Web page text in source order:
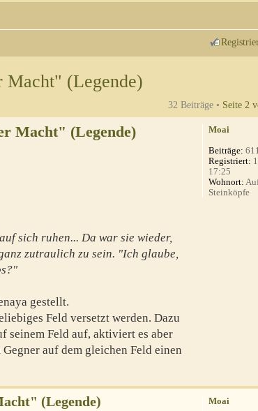
Macht" (Legende)
32 Beiträge • Seite 2
Macht" (Legende)
sich ruhen... Da war sie wieder,
zutraulich zu sein. "Ich glaube,
gestellt.
Feld versetzt werden. Dazu
seinem Feld auf, aktiviert es aber
auf dem gleichen Feld einen
Moai
Beiträge:
Registriert:
17:25
Wohnort:
Steinköpfe
(Legende)
Moai